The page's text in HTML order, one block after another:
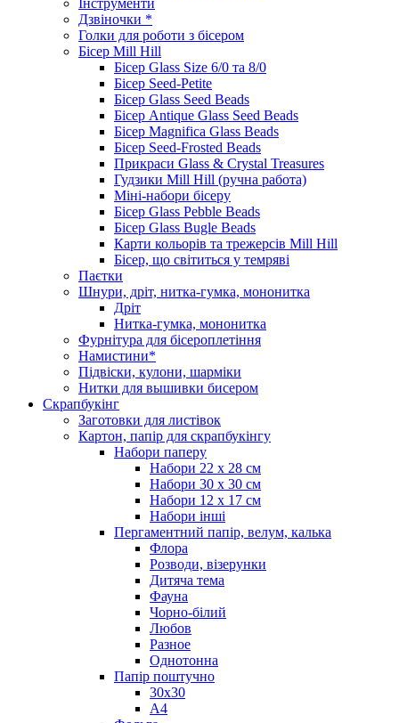
Дзвіночки *
Голки для роботи з бісером
Бісер Mill Hill
Бісер Glass Size 6/0 та 8/0
Бісер Seed-Petite
Бісер Glass Seed Beads
Бісер Antique Glass Seed Beads
Бісер Magnifica Glass Beads
Бісер Seed-Frosted Beads
Прикраси Glass & Crystal Treasures
Гудзики Mill Hill (ручна работа)
Міні-набори бісеру
Бісер Glass Pebble Beads
Бісер Glass Bugle Beads
Карти кольорів та трежерсів Mill Hill
Бісер, що світиться у темряві
Паєтки
Шнури, дріт, нитка-гумка, мононитка
Дріт
Нитка-гумка, мононитка
Фурнітура для бісероплетіння
Намистини*
Підвіски, кулони, шарміки
Нитки для вышивки бисером
Скрапбукінг
Заготовки для листівок
Картон, папір для скрапбукінгу
Набори паперу
Набори 22 х 28 см
Набори 30 х 30 см
Набори 12 х 17 см
Набори інші
Пергаментний папір, велум, калька
Флора
Розводи, візерунки
Дитяча тема
Фауна
Чорно-білий
Любов
Разное
Однотонна
Папір поштучно
30х30
А4